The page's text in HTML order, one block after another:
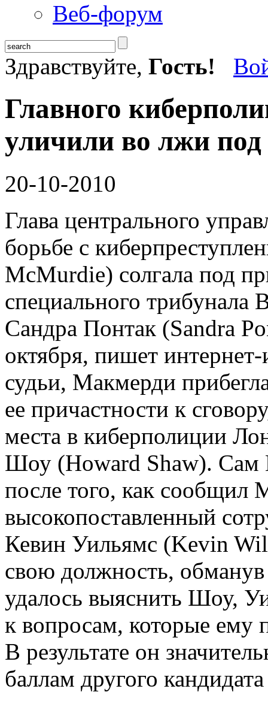
Веб-форум
Здравствуйте, Гость!
Главного
уличили во лжи под
20-10-2010
Глава центрального
борьбе с
McMurdie) солгала под
специального трибунала
Сандра Понтак (Sandra
октября, пишет
судьи, Макмерди
ее причастности к
места в киберполиции
Шоу (Howard Shaw). Сам
после того, как сообщил
высокопоставленный
Кевин Уильямс (Kevin
свою должность,
удалось выяснить Шоу,
к вопросам, которые ему
В результате он
баллам другого